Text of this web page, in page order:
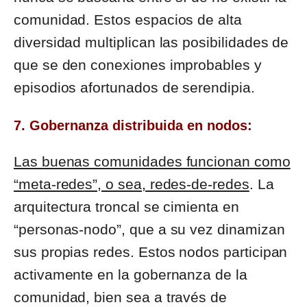
comunidad. Estos espacios de alta
diversidad multiplican las posibilidades de
que se den conexiones improbables y
episodios afortunados de serendipia.
7. Gobernanza distribuida en nodos:
Las buenas comunidades funcionan como
“meta-redes”, o sea, redes-de-redes. La
arquitectura troncal se cimienta en
“personas-nodo”, que a su vez dinamizan
sus propias redes. Estos nodos participan
activamente en la gobernanza de la
comunidad, bien sea a través de